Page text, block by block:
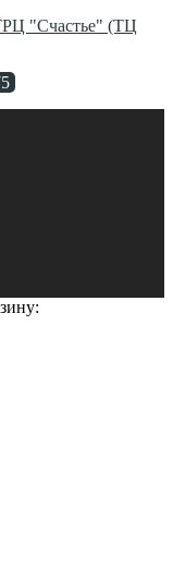
"Счастье" (ТЦ